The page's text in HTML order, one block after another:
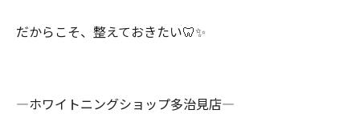
だからこそ、整えておきたい🦷✨
―ホワイトニングショップ多治見店―